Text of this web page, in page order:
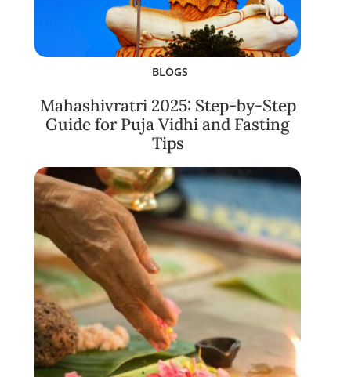
BLOGS
Mahashivratri 2025: Step-by-Step
Guide for Puja Vidhi and Fasting
Tips